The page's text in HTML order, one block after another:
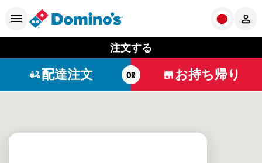
注文する
配達注文 OR お持ち帰り